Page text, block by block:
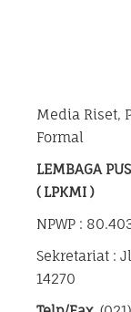
Media Riset,
Formal
LEMBAGA
( LPKMI )
NPWP :
Sekretariat :
14270